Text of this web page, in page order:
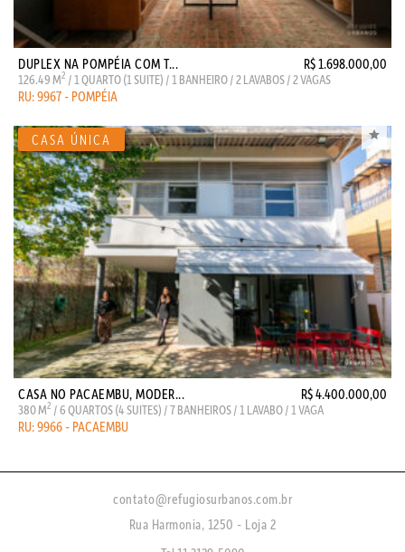
DUPLEX NA POMPÉIA COM T... R$ 1.698.000,00
126.49 M2 / 1 QUARTO (1 SUITE) / 1 BANHEIRO / 2 LAVABOS / 2 VAGAS
RU: 9967 - POMPÉIA
CASA NO PACAEMBU, MODER... R$ 4.400.000,00
380 M2 / 6 QUARTOS (4 SUITES) / 7 BANHEIROS / 1 LAVABO / 1 VAGA
RU: 9966 - PACAEMBU
contato@refugiosurbanos.com.br
Rua Harmonia, 1250 - Loja 2